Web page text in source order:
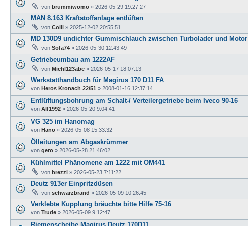
von brummiwomo » 2026-05-29 19:27:27
MAN 8.163 Kraftstoffanlage entlüften
von Colli » 2025-12-02 20:55:51
MD 130D9 undichter Gummischlauch zwischen Turbolader und Motor
von Sofa74 » 2026-05-30 12:43:49
Getriebeumbau am 1222AF
von Michl123abc » 2026-05-17 18:07:13
Werkstatthandbuch für Magirus 170 D11 FA
von Heros Kronach 22/51 » 2008-01-16 12:37:14
Entlüftungsbohrung am Schalt-/ Verteilergetriebe beim Iveco 90-16
von Alf1992 » 2026-05-20 9:04:41
VG 325 im Hanomag
von Hano » 2026-05-08 15:33:32
Ölleitungen am Abgaskrümmer
von gero » 2026-05-28 21:46:02
Kühlmittel Phänomene am 1222 mit OM441
von brezzi » 2026-05-23 7:11:22
Deutz 913er Einpritzdüsen
von schwarzbrand » 2026-05-09 10:26:45
Verklebte Kupplung bräuchte bitte Hilfe 75-16
von Trude » 2026-05-09 9:12:47